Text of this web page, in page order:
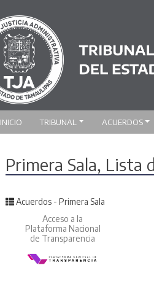
INICIO TRIBUNAL ACUERDOS
Primera Sala, Lista
Posted in
Acuerdos - Primera Sala
Acceso a la
Plataforma Nacional
de Transparencia